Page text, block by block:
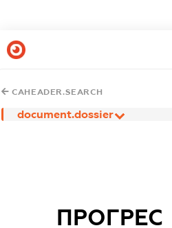
CAHEADER.SEARCH
document.dossier
ПРОГРЕС